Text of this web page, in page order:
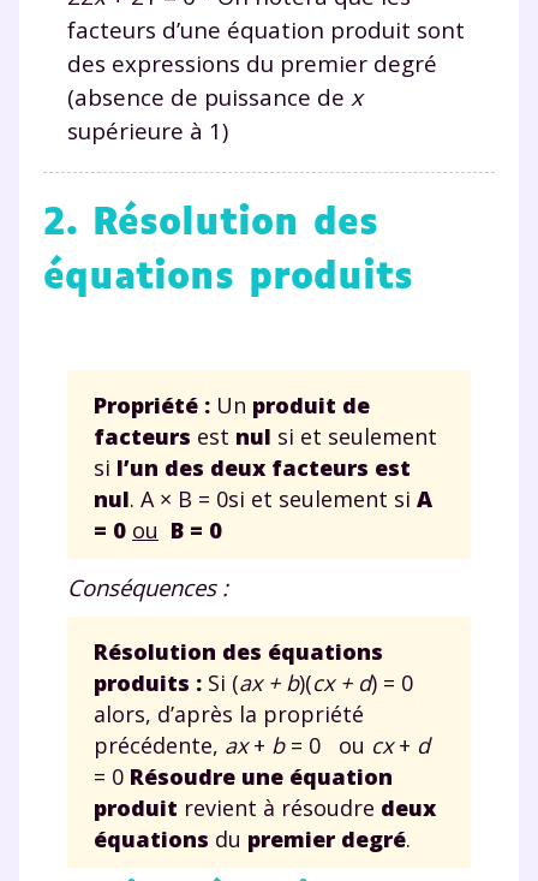
facteurs d’une équation produit sont
des expressions du premier degré
(absence de puissance de x
supérieure à 1)
2. Résolution des
équations produits
Propriété : Un produit de
facteurs est nul si et seulement
si l’un des deux facteurs est
nul. A × B = 0si et seulement si A
= 0 ou B = 0
Conséquences :
Résolution des équations
produits : Si (ax + b)(cx + d) = 0
alors, d’après la propriété
précédente, ax+ b= 0 ou cx+ d
= 0 Résoudre une équation
produit revient à résoudre deux
équations du premier degré.